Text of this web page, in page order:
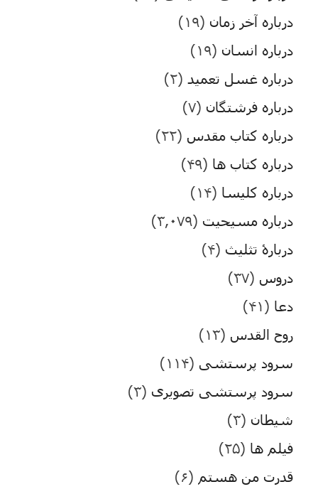
درباره آخر زمان (۱۹)
درباره انسان (۱۹)
درباره غسل تعمید (۲)
درباره فرشتگان (۷)
درباره کتاب مقدس (۲۲)
درباره کتاب ها (۴۹)
درباره کلیسا (۱۴)
درباره مسیحیت (۳,۰۷۹)
دربارۀ تثلیث (۴)
دروس (۳۷)
دعا (۴۱)
روح القدس (۱۳)
سرود پرستشی (۱۱۴)
سرود پرستشی تصویری (۳)
شیطان (۳)
فیلم ها (۲۵)
قدرت من هستم (۶)